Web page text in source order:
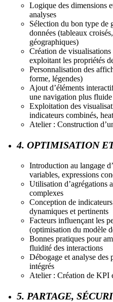
Logique des dimensions
analyses
Sélection du bon type de
données (tableaux
géographiques)
Création de
exploitant les propriétés
Personnalisation des
forme, légendes)
Ajout d’éléments
une navigation plus fluide
Exploitation des
indicateurs combinés,
Atelier : Construction
4. OPTIMISATION
Introduction au langage
variables, expressions
Utilisation d’agrégations
complexes
Conception de
dynamiques et pertinents
Facteurs influençant les
(optimisation du modèle
Bonnes pratiques pour
fluidité des interactions
Débogage et analyse des
intégrés
Atelier : Création de KPI
5. PARTAGE,